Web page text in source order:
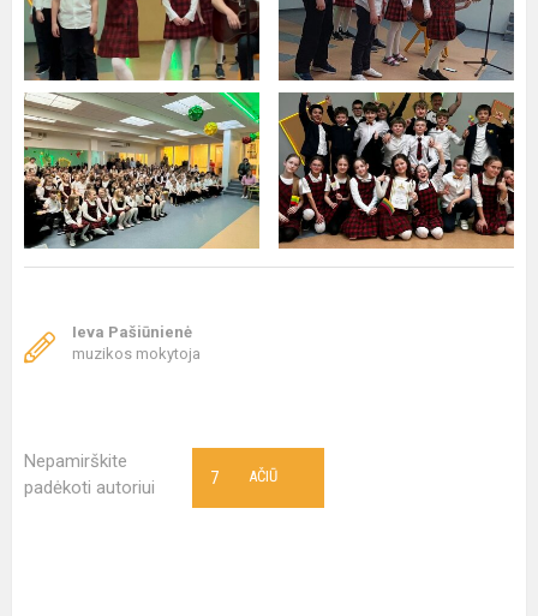
Ieva Pašiūnienė
muzikos mokytoja
Nepamirškite
padėkoti autoriui
AČIŪ
7